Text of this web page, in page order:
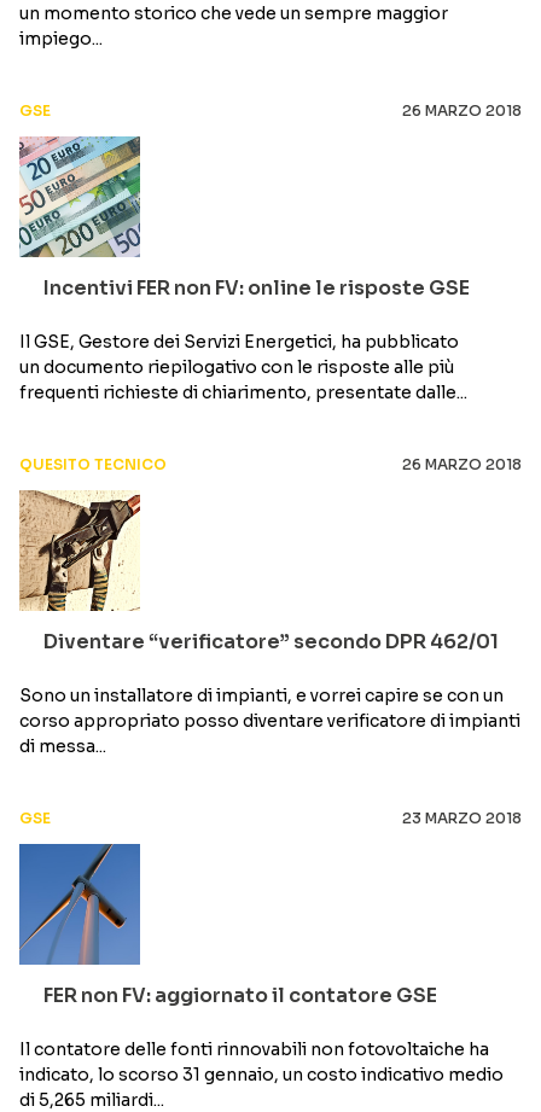
un momento storico che vede un sempre maggior
impiego...
GSE 26 MARZO 2018
Incentivi FER non FV: online le risposte GSE
Il GSE, Gestore dei Servizi Energetici, ha pubblicato
un documento riepilogativo con le risposte alle più
frequenti richieste di chiarimento, presentate dalle...
QUESITO TECNICO 26 MARZO 2018
Diventare “verificatore” secondo DPR 462/01
Sono un installatore di impianti, e vorrei capire se con un
corso appropriato posso diventare verificatore di impianti
di messa...
GSE 23 MARZO 2018
FER non FV: aggiornato il contatore GSE
Il contatore delle fonti rinnovabili non fotovoltaiche ha
indicato, lo scorso 31 gennaio, un costo indicativo medio
di 5,265 miliardi...